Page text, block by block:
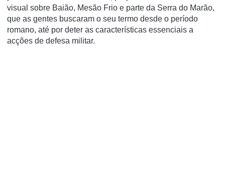
visual sobre Baião, Mesão Frio e parte da Serra do Marão,
que as gentes buscaram o seu termo desde o período
romano, até por deter as características essenciais a
acções de defesa militar.